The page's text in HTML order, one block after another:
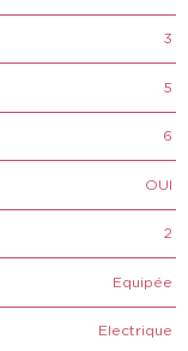
3
5
6
OUI
2
Equipée
Electrique